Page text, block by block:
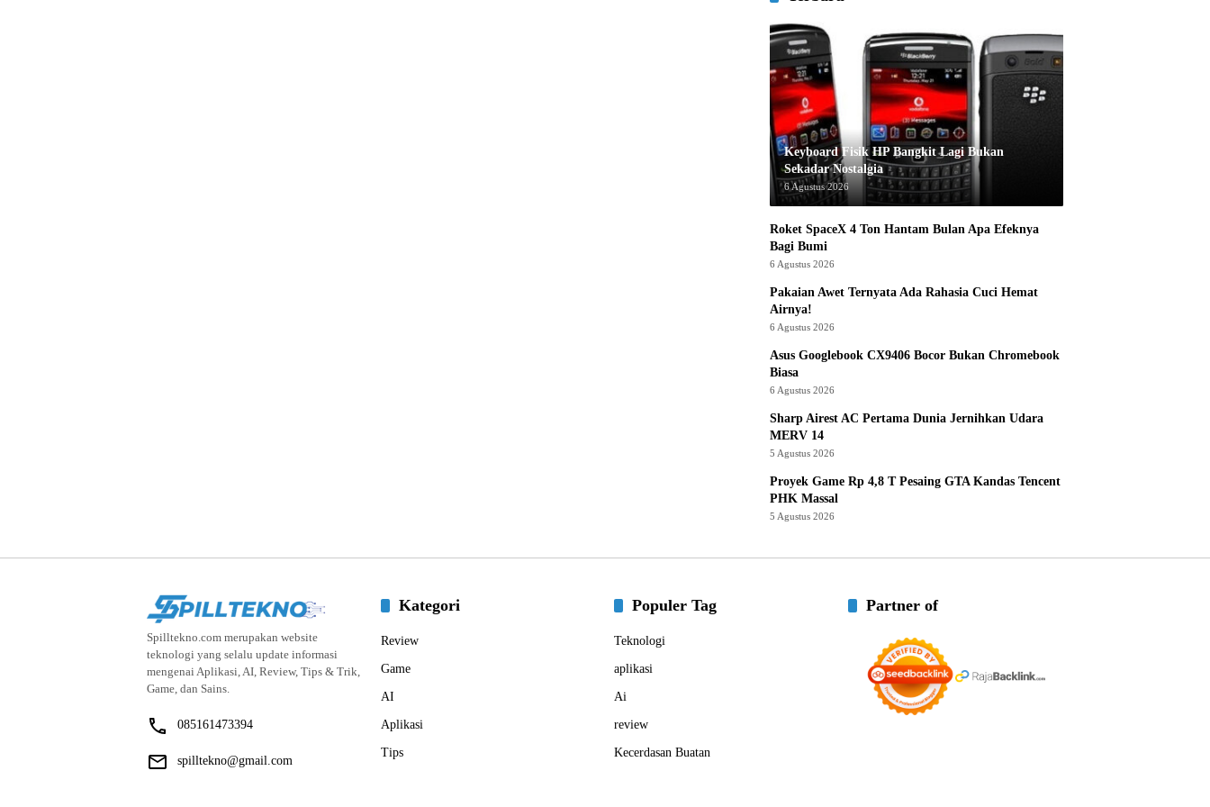
Keyboard Fisik HP Bangkit Lagi Bukan
Sekadar Nostalgia
6 Agustus 2026
Roket SpaceX 4 Ton Hantam Bulan Apa Efeknya
Bagi Bumi
6 Agustus 2026
Pakaian Awet Ternyata Ada Rahasia Cuci Hemat
Airnya!
6 Agustus 2026
Asus Googlebook CX9406 Bocor Bukan Chromebook
Biasa
6 Agustus 2026
Sharp Airest AC Pertama Dunia Jernihkan Udara
MERV 14
5 Agustus 2026
Proyek Game Rp 4,8 T Pesaing GTA Kandas Tencent
PHK Massal
5 Agustus 2026
Spilltekno.com merupakan website
teknologi yang selalu update informasi
mengenai Aplikasi, AI, Review, Tips & Trik,
Game, dan Sains.
085161473394
spilltekno@gmail.com
Kategori
Review
Game
AI
Aplikasi
Tips
Populer Tag
Teknologi
aplikasi
Ai
review
Kecerdasan Buatan
Partner of